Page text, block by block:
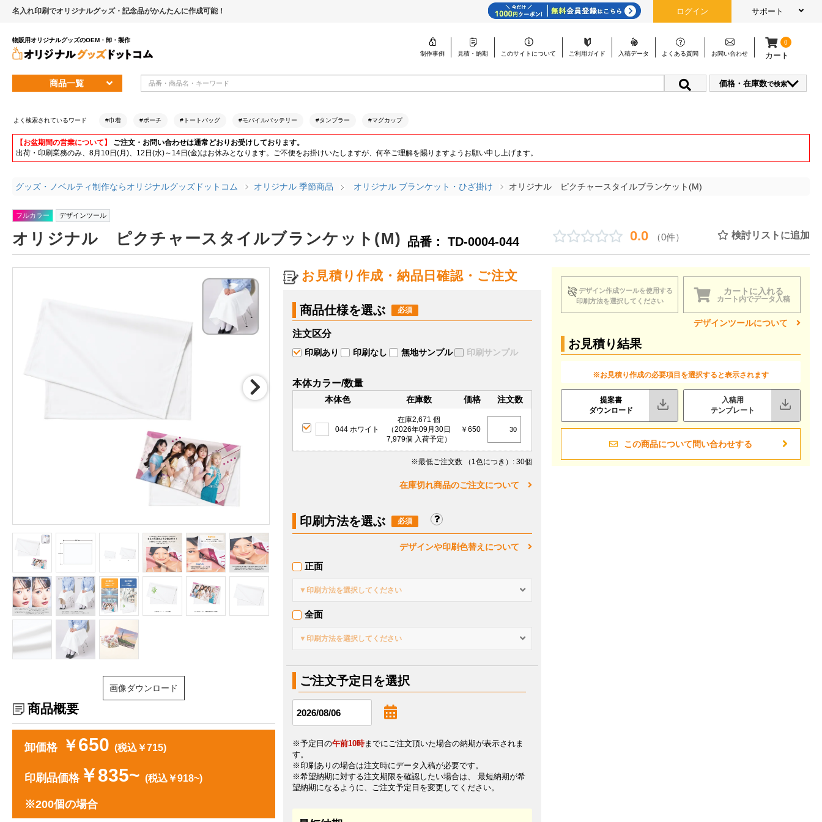
名入れ印刷でオリジナルグッズ・記念品がかんたんに作成可能！ ログイン サポート
物販用オリジナルグッズのOEM・卸・製作
制作事例
見積・納期 このサイトについて ご利用ガイド 入稿データ よくある質問 お問い合わせ
0
カート
商品一覧 価格・在庫数で検索
よく検索されているワード #巾着 #ポーチ #トートバッグ #モバイルバッテリー #タンブラー #マグカップ
【お盆期間の営業について】
ご注文・お問い合わせは通常どおりお受けしております。
出荷・印刷業務のみ、8月10日(月)、12日(水)～14日(金)はお休みとなります。ご不便をお掛けいたしますが、何卒ご理解を賜りますようお願い申し上げます。
グッズ・ノベルティ制作ならオリジナルグッズドットコム オリジナル 季節商品 オリジナル ブランケット・ひざ掛け オリジナル ピクチャースタイルブランケット(M)
フルカラー デザインツール
オリジナル ピクチャースタイルブランケット(M) 品番： TD-0004-044 0.0 （0件） 検討リストに追加
画像ダウンロード
商品概要
卸価格 ￥650 (税込￥715)
印刷品価格￥835~ (税込￥918~)
※200個の場合
お見積り作成・納品日確認・ご注文
商品仕様を選ぶ
注文区分
印刷あり 印刷なし 無地サンプル 印刷サンプル
本体カラー/数量
本体色 在庫数 価格 注文数
044 ホワイト
在庫2,671 個
（2026年09月30日
7,979個 入荷予定）
￥650
※最低ご注文数 （1色につき） : 30個
在庫切れ商品のご注文について
印刷方法を選ぶ
デザインや印刷色替えについて
正面
▼印刷方法を選択してください
全面
▼印刷方法を選択してください
ご注文予定日を選択
※予定日の午前10時までにご注文頂いた場合の納期が表示されま
す。
※印刷ありの場合は注文時にデータ入稿が必要です。
※希望納期に対する注文期限を確認したい場合は、 最短納期が希
望納期になるように、ご注文予定日を変更してください。
デザイン作成ツールを使用する
印刷方法を選択してください
カートに入れる
カート内でデータ入稿
デザインツールについて
お見積り結果
※お見積り作成の必要項目を選択すると表示されます
提案書
ダウンロード
入稿用
テンプレート
この商品について問い合わせする